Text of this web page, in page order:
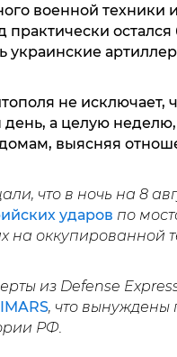
военной техники
практически
украинские
не исключает,
день, а целую
выясняя
что в ночь на 8
ударов по
на оккупированной
из Defense
, что вынуждены
РФ.